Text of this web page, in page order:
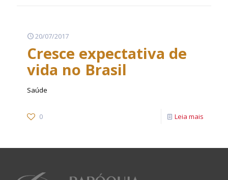
20/07/2017
Cresce expectativa de
vida no Brasil
Saúde
0 Leia mais